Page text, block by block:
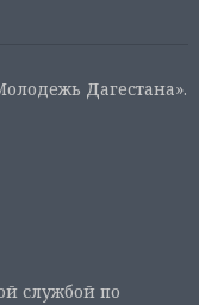
Дагестана».
службой по